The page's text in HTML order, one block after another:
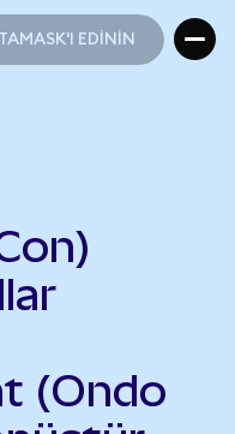
EDİNİN
(Ondo